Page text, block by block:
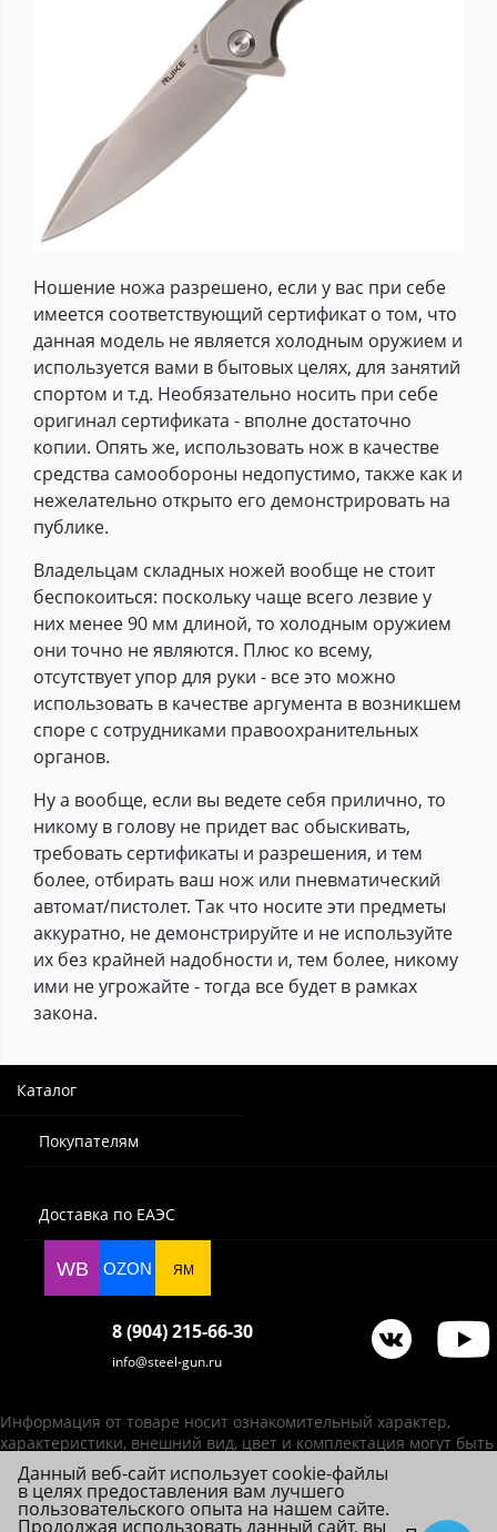
Ношение ножа разрешено, если у вас при себе
имеется соответствующий сертификат о том, что
данная модель не является холодным оружием и
используется вами в бытовых целях, для занятий
спортом и т.д. Необязательно носить при себе
оригинал сертификата - вполне достаточно
копии. Опять же, использовать нож в качестве
средства самообороны недопустимо, также как и
нежелательно открыто его демонстрировать на
публике.
Владельцам складных ножей вообще не стоит
беспокоиться: поскольку чаще всего лезвие у
них менее 90 мм длиной, то холодным оружием
они точно не являются. Плюс ко всему,
отсутствует упор для руки - все это можно
использовать в качестве аргумента в возникшем
споре с сотрудниками правоохранительных
органов.
Ну а вообще, если вы ведете себя прилично, то
никому в голову не придет вас обыскивать,
требовать сертификаты и разрешения, и тем
более, отбирать ваш нож или пневматический
автомат/пистолет. Так что носите эти предметы
аккуратно, не демонстрируйте и не используйте
их без крайней надобности и, тем более, никому
ими не угрожайте - тогда все будет в рамках
закона.
Каталог
Покупателям
Доставка по ЕАЭС
WB OZON ЯМ
8 (904) 215-66-30
info@steel-gun.ru
Информация от товаре носит ознакомительный характер,
характеристики, внешний вид, цвет и комплектация могут быть
изменены производителем без уведомления.
ИП Фролова А. В., ОГРНИП 314784720200492
© 2026 Steel-Gun (Стил Ган) - оптовый интернет-магазин ножей, пневматики,
Данный веб-сайт использует cookie-файлы
в целях предоставления вам лучшего
пользовательского опыта на нашем сайте.
Продолжая использовать данный сайт, вы